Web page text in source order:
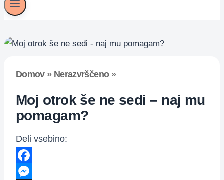
Domov» Nerazvrščeno»
Moj otrok še ne sedi – naj mu
pomagam?
Deli vsebino:
Facebook